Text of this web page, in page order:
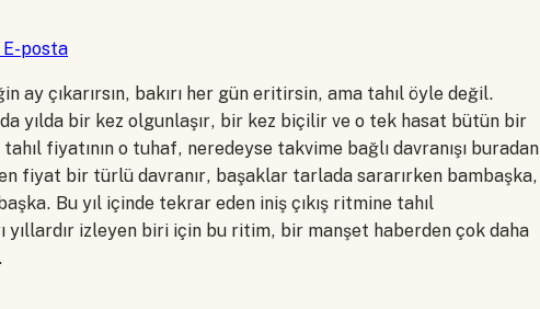
E-posta
ay çıkarırsın, bakırı her gün eritirsin, ama tahıl öyle değil.
da yılda bir kez olgunlaşır, bir kez biçilir ve o tek hasat bütün bir
fiyatının o tuhaf, neredeyse takvime bağlı davranışı buradan
fiyat bir türlü davranır, başaklar tarlada sararırken bambaşka,
Bu yıl içinde tekrar eden iniş çıkış ritmine tahıl
yıllardır izleyen biri için bu ritim, bir manşet haberden çok daha